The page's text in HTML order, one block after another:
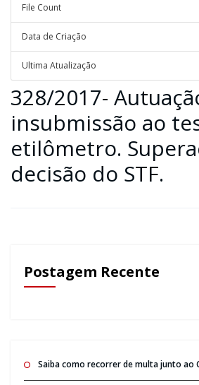
File Count
Data de Criação
Ultima Atualização
328/2017-
insubmissão ao
etilômetro.
decisão do STF.
Postagem Recente
Saiba como recorrer de multa junto ao